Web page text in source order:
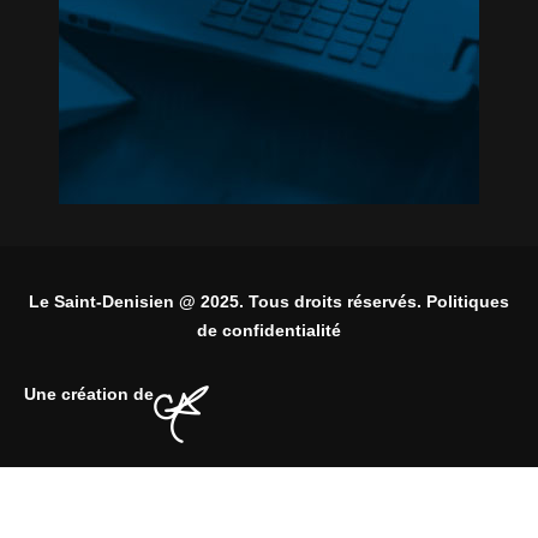
Le Saint-Denisien @ 2025. Tous droits réservés. Politiques
de confidentialité
Une création de